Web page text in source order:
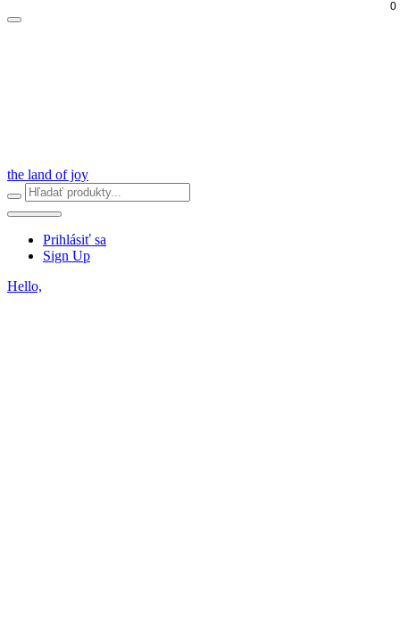
the land of joy
0
Prihlásiť sa
Sign Up
Hello,